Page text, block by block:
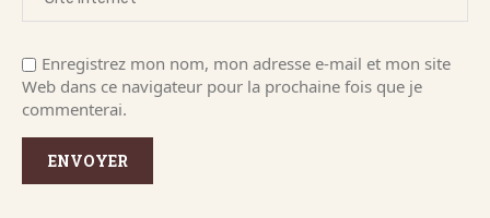
Enregistrez mon nom, mon adresse e-mail et mon site
Web dans ce navigateur pour la prochaine fois que je
commenterai.